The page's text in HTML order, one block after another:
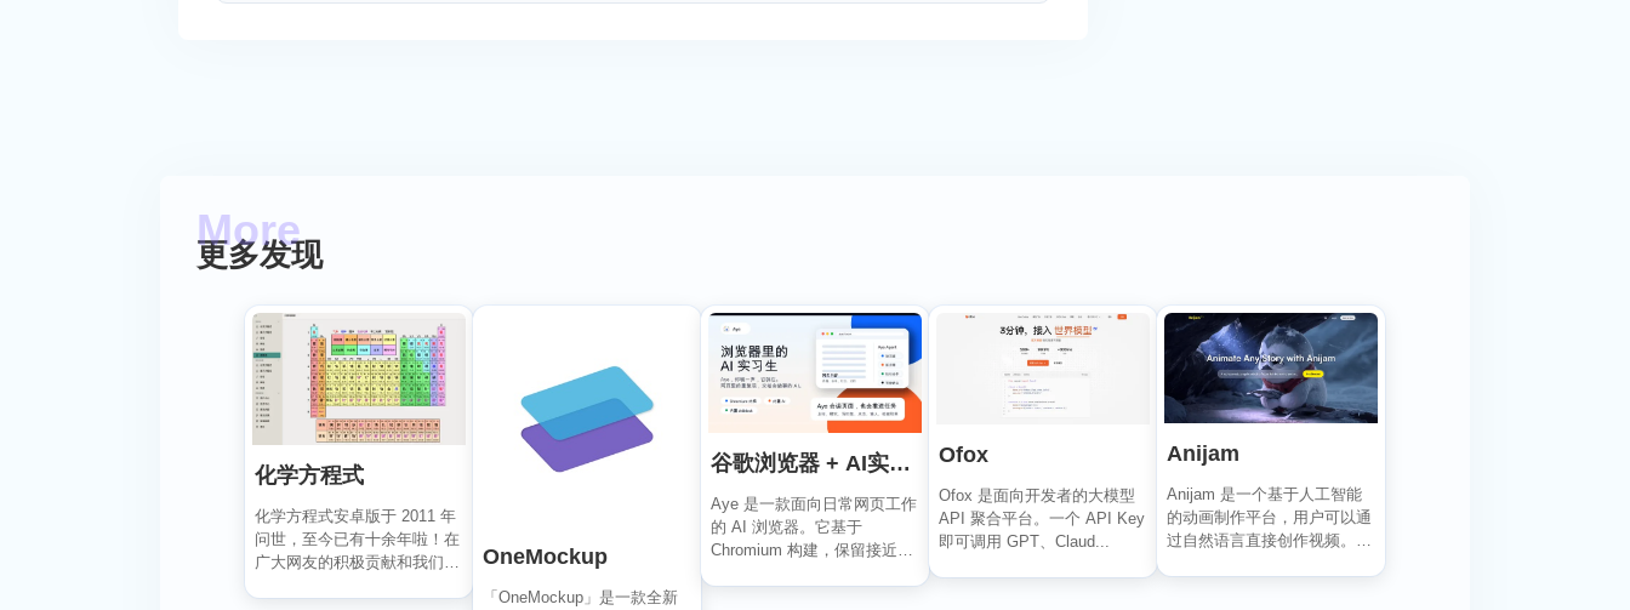
更多发现
化学方程式
化学方程式安卓版于 2011 年
问世，至今已有十余年啦！在
广大网友的积极贡献和我们的
OneMockup
「OneMockup」是一款全新
谷歌浏览器 + AI实习生：Aye
Aye 是一款面向日常网页工作
的 AI 浏览器。它基于
Chromium 构建，保留接近谷
Ofox
Ofox 是面向开发者的大模型
API 聚合平台。一个 API Key
即可调用 GPT、Claud...
Anijam
Anijam 是一个基于人工智能
的动画制作平台，用户可以通
过自然语言直接创作视频。它